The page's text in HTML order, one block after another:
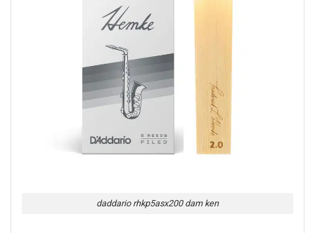
daddario rhkp5asx200 dam ken